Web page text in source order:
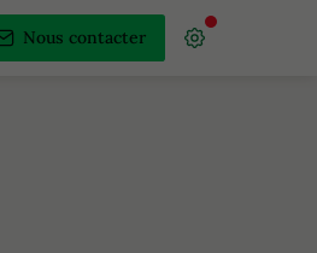
Nous contacter